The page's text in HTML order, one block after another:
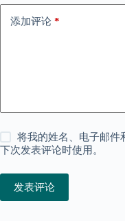
添加评论 *
将我的姓名、电子邮件
下次发表评论时使用。
发表评论